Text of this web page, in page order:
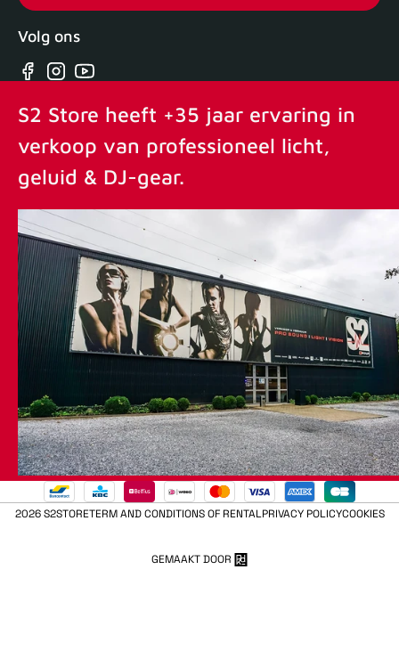
Volg ons
Facebook
Instagram
YouTube
S2 Store heeft +35 jaar ervaring in
verkoop van professioneel licht,
geluid & DJ-gear.
2026 S2STORETERM AND CONDITIONS OF RENTALPRIVACY POLICYCOOKIES
GEMAAKT DOOR